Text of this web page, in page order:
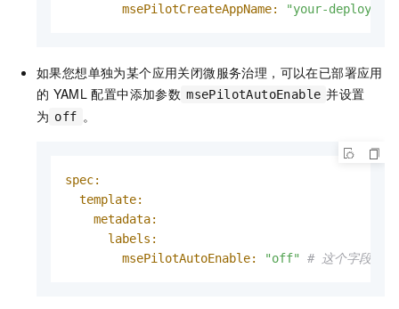
msePilotCreateAppName:
"your-
如果您想单独为某个应用关闭微服务治理，可以在已部署应用
的 YAML 配置中添加参数 msePilotAutoEnable 并设置
为 off 。
spec:
template:
metadata:
labels:
msePilotAutoEnable:
"off" # 这个字段的